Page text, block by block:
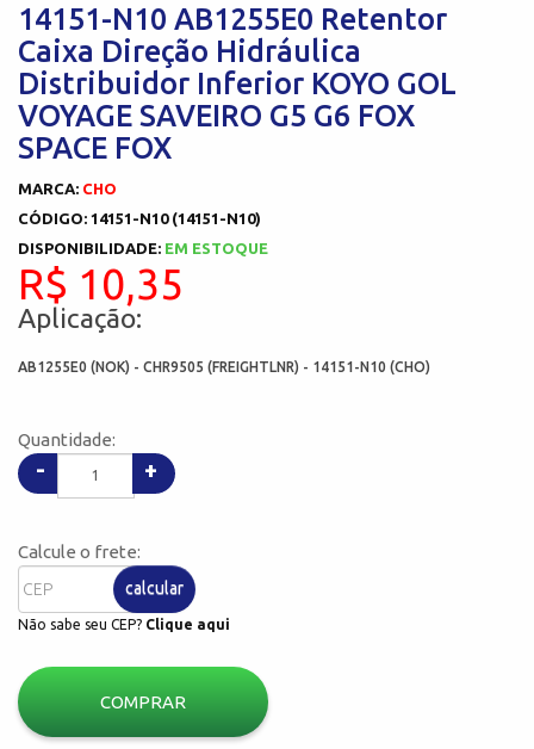
14151-N10 AB1255E0 Retentor
Caixa Direção Hidráulica
Distribuidor Inferior KOYO GOL
VOYAGE SAVEIRO G5 G6 FOX
SPACE FOX
MARCA: CHO
CÓDIGO: 14151-N10 (14151-N10)
DISPONIBILIDADE: EM ESTOQUE
R$ 10,35
Aplicação:
AB1255E0 (NOK) - CHR9505 (FREIGHTLNR) - 14151-N10 (CHO)
Quantidade:
- +
Calcule o frete:
calcular
Não sabe seu CEP? Clique aqui
COMPRAR